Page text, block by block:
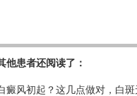
他患者还阅读了：
癜风初起？这几点做对，白斑